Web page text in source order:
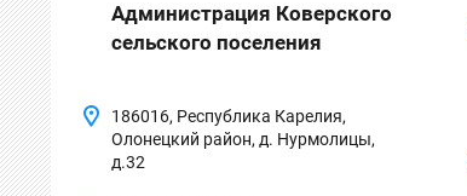
Администрация Коверского
сельского поселения
186016, Республика Карелия,
Олонецкий район, д. Нурмолицы,
д.32